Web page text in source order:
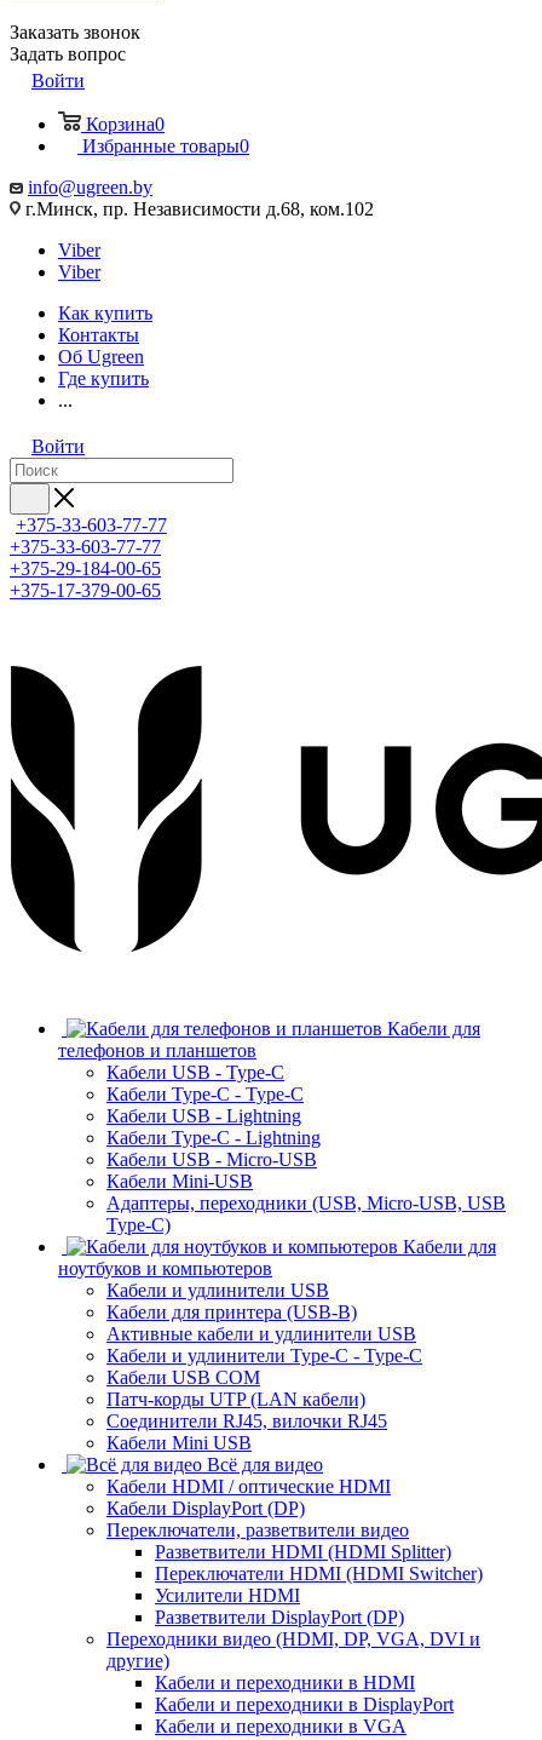
Заказать звонок
Задать вопрос
Войти
Корзина0
Избранные товары0
info@ugreen.by
г.Минск, пр. Независимости д.68, ком.102
Viber
Viber
Как купить
Контакты
Об Ugreen
Где купить
...
Войти
+375-33-603-77-77
+375-33-603-77-77
+375-29-184-00-65
+375-17-379-00-65
Кабели для
телефонов и планшетов
Кабели USB - Type-C
Кабели Type-C - Type-C
Кабели USB - Lightning
Кабели Type-C - Lightning
Кабели USB - Micro-USB
Кабели Mini-USB
Адаптеры, переходники (USB, Micro-USB, USB
Type-C)
Кабели для
ноутбуков и компьютеров
Кабели и удлинители USB
Кабели для принтера (USB-B)
Активные кабели и удлинители USB
Кабели и удлинители Type-C - Type-C
Кабели USB COM
Патч-корды UTP (LAN кабели)
Соединители RJ45, вилочки RJ45
Кабели Mini USB
Всё для видео
Кабели HDMI / оптические HDMI
Кабели DisplayPort (DP)
Переключатели, разветвители видео
Разветвители HDMI (HDMI Splitter)
Переключатели HDMI (HDMI Switcher)
Усилители HDMI
Разветвители DisplayPort (DP)
Переходники видео (HDMI, DP, VGA, DVI и
другие)
Кабели и переходники в HDMI
Кабели и переходники в DisplayPort
Кабели и переходники в VGA